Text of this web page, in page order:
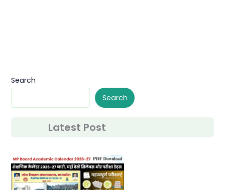
Search
Search
Latest Post